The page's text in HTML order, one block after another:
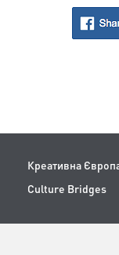
Креативна
Culture Bridges